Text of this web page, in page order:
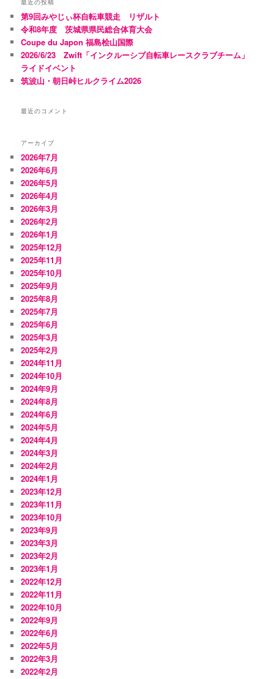
第9回みやじぃ杯自転車競走 リザルト
令和8年度 茨城県県民総合体育大会
Coupe du Japon 福島桧山国際
2026/6/23 Zwift「インクルーシブ自転車レースクラブチーム」
ライドイベント
筑波山・朝日峠ヒルクライム2026
最近のコメント
アーカイブ
2026年7月
2026年6月
2026年5月
2026年4月
2026年3月
2026年2月
2026年1月
2025年12月
2025年11月
2025年10月
2025年9月
2025年8月
2025年7月
2025年6月
2025年3月
2025年2月
2024年11月
2024年10月
2024年9月
2024年8月
2024年6月
2024年5月
2024年4月
2024年3月
2024年2月
2024年1月
2023年12月
2023年11月
2023年10月
2023年9月
2023年3月
2023年2月
2023年1月
2022年12月
2022年11月
2022年10月
2022年9月
2022年6月
2022年5月
2022年3月
2022年2月